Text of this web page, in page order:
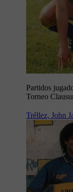
Partidos
Torneo
Tréllez, John